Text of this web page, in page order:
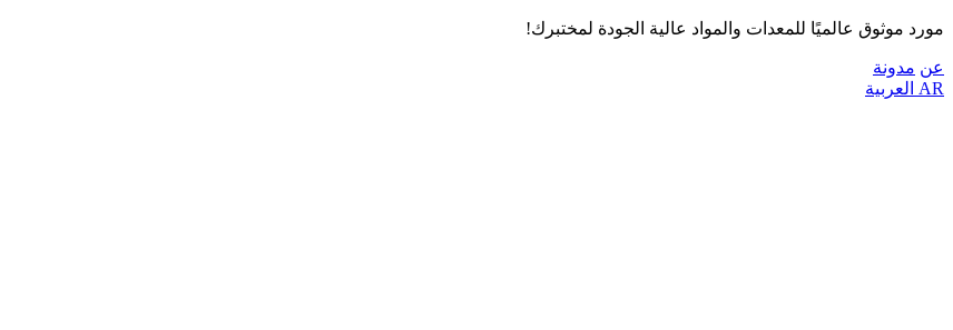
مورد موثوق عالميًا للمعدات والمواد عالية الجودة لمختبرك!
عن مدونة
AR العربية